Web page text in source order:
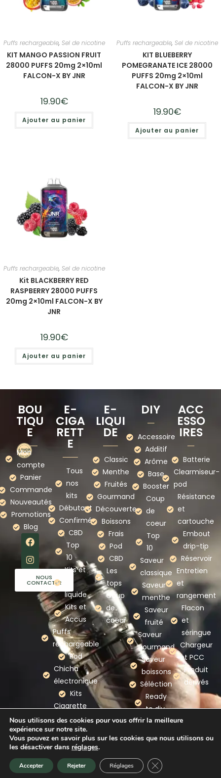
Puffs rechargeable, Sel de nicotine
KIT MANGO PASSION FRUIT
28000 PUFFS 20mg 2×10ml
FALCON-X BY JNR
19.90€
Ajouter au panier
Puffs rechargeable, Sel de nicotine
KIT BLUEBERRY
POMEGRANATE ICE 28000
PUFFS 20mg 2×10ml
FALCON-X BY JNR
19.90€
Ajouter au panier
Puffs rechargeable, Sel de nicotine
Kit BLACKBERRY RED
RASPBERRY 28000 PUFFS
20mg 2×10ml FALCON-X BY
JNR
19.90€
Ajouter au panier
Accueil Promotion Nouveauté
BOU
TIQU
E
Mon
compte
Panier
Commande
Nouveautés
Promotions
Blog
NOUS
CONTACTER
E-
CIGA
RETT
E
Tous
nos
kits
Débutant
Confirmé
CBD
Top
10
Kits et
liquide
Kits et
Accus
Puffs
rechargeable
Pod
Chicha
électronique
Kits
Cigarette
electronique
Nos
marques
E-
LIQUI
DE
Classic
Menthe
Fruités
Gourmand
Découverte
Boissons
Frais
Pod
CBD
Les
tops
Coup
de
coeur
DIY
Accessoire
Additif
Arôme
Base
Booster
Coup
de
coeur
Top
10
Saveur
classique
Saveur
menthe
Saveur
fruité
Saveur
gourmand
Saveur
boissons
Séléction
Ready
to diy
ACC
ESSO
IRES
Batterie
Clearmiseur-
pod
Résistance
et
cartouche
Embout
drip-tip
Réservoir
Entretien
et
rangement
Flacon
et
séringue
Chargeur
et PCC
Produit
dérivés
Nous utilisons des cookies pour vous offrir la meilleure
expérience sur notre site.
Vous pouvez en savoir plus sur les cookies que nous utilisons ou
les désactiver dans réglages.
Accepter Rejeter Réglages Fermer la bannière